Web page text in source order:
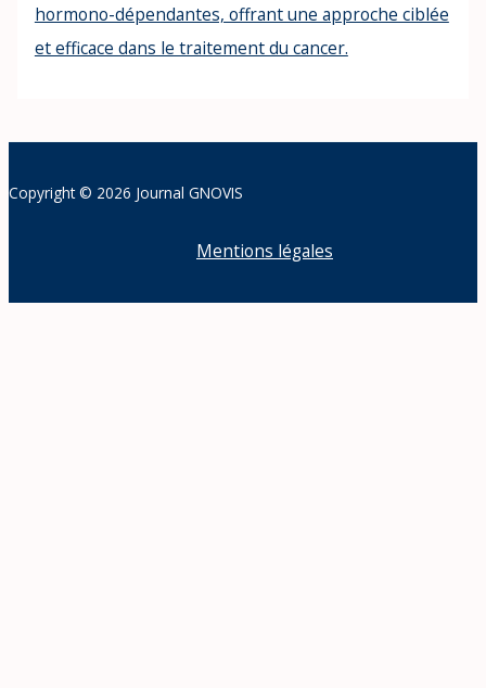
Copyright © 2026 Journal GNOVIS
Mentions légales